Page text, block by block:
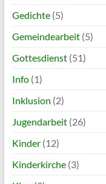
Gedichte(5)
Gemeindearbeit(5)
Gottesdienst(51)
Info(1)
Inklusion (2)
Jugendarbeit(26)
Kinder(12)
Kinderkirche(3)